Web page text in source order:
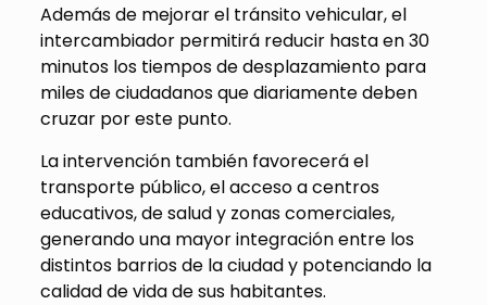
Además de mejorar el tránsito vehicular, el
intercambiador permitirá reducir hasta en 30
minutos los tiempos de desplazamiento para
miles de ciudadanos que diariamente deben
cruzar por este punto.
La intervención también favorecerá el
transporte público, el acceso a centros
educativos, de salud y zonas comerciales,
generando una mayor integración entre los
distintos barrios de la ciudad y potenciando la
calidad de vida de sus habitantes.